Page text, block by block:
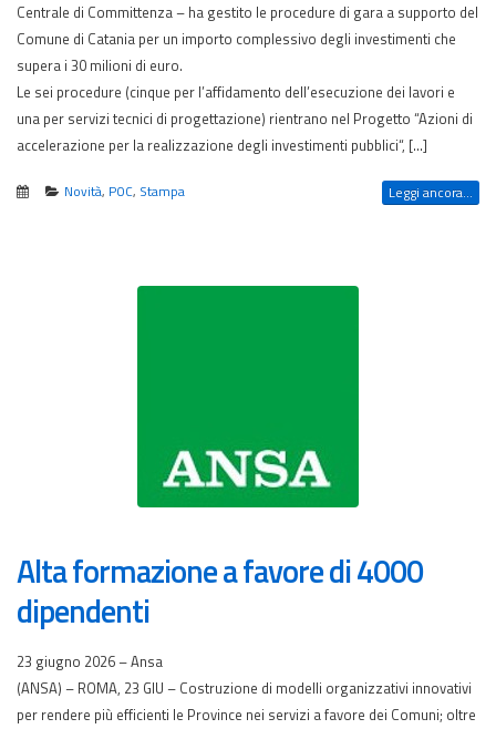
Centrale di Committenza – ha gestito le procedure di gara a supporto del
Comune di Catania per un importo complessivo degli investimenti che
supera i 30 milioni di euro.
Le sei procedure (cinque per l’affidamento dell’esecuzione dei lavori e
una per servizi tecnici di progettazione) rientrano nel Progetto “Azioni di
accelerazione per la realizzazione degli investimenti pubblici“, […]
Novità, POC, Stampa Leggi ancora...
Alta formazione a favore di 4000
dipendenti
23 giugno 2026 – Ansa
(ANSA) – ROMA, 23 GIU – Costruzione di modelli organizzativi innovativi
per rendere più efficienti le Province nei servizi a favore dei Comuni; oltre